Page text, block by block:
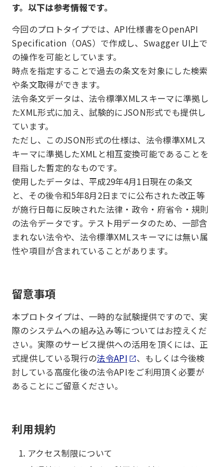
す。以下は参考情報です。
今回のプロトタイプでは、API仕様書をOpenAPI
Specification（OAS）で作成し、Swagger UI上で
の操作を可能としています。
時点を指定することで過去の条文を対象にした検索
や条文取得ができます。
法令条文データは、法令標準XMLスキーマに準拠し
たXML形式に加え、試験的にJSON形式でも提供し
ています。
ただし、このJSON形式の仕様は、法令標準XMLス
キーマに準拠したXMLと相互変換可能であることを
目指した暫定的なものです。
使用したデータは、平成29年4月1日現在の条文
と、その後令和5年8月2日までに公布された改正等
が施行日毎に反映された法律・政令・府省令・規則
の法令データです。テスト用データのため、一部含
まれない法令や、法令標準XMLスキーマには無い属
性や項目が含まれていることがあります。
留意事項
本プロトタイプは、一時的な試験提供ですので、実
際のシステムへの組み込み等についてはお控えくだ
さい。実際のサービス提供への活用を頂くには、正
式提供している現行の法令API
、もしくは今後検
討している高度化後の法令APIをご利用頂く必要が
あることにご留意ください。
利用規約
アクセス制限について